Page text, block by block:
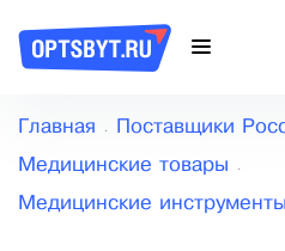
Главная Поставщики
Медицинские товары
Медицинские инструменты